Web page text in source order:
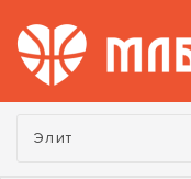
Турнир:
Элит